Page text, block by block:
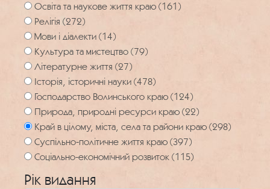
Освіта та наукове життя краю (161)
Релігія (272)
Мови і діалекти (14)
Культура та мистецтво (79)
Літературне життя (27)
Історія, історичні науки (478)
Господарство Волинського краю (124)
Природа, природні ресурси краю (22)
Край в цілому, міста, села та райони краю (298)
Суспільно-політичне життя краю (397)
Соціально-економічний розвиток (115)
Рік видання